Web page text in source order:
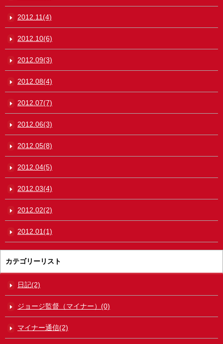
2012.11(4)
2012.10(6)
2012.09(3)
2012.08(4)
2012.07(7)
2012.06(3)
2012.05(8)
2012.04(5)
2012.03(4)
2012.02(2)
2012.01(1)
カテゴリーリスト
日記(2)
ジョージ監督（マイナー）(0)
マイナー通信(2)